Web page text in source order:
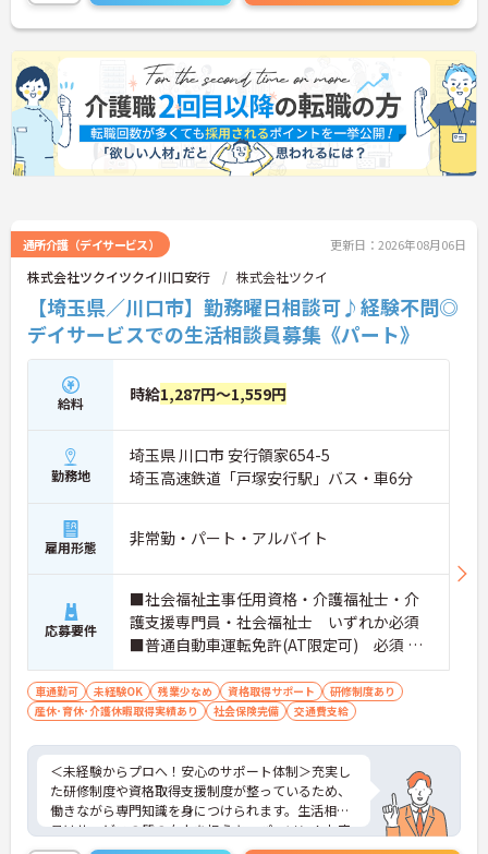
通所介護（デイサービス） 更新日：2026年08月06日
株式会社ツクイツクイ川口安行 株式会社ツクイ
【埼玉県／川口市】勤務曜日相談可♪経験不問◎
デイサービスでの生活相談員募集《パート》
給料 時給1,287円～1,559円
勤務地
埼玉県 川口市 安行領家654-5
埼玉高速鉄道「戸塚安行駅」バス・車6分
雇用形態 非常勤・パート・アルバイト
応募要件
■社会福祉主事任用資格・介護福祉士・介
護支援専門員・社会福祉士 いずれか必須
■普通自動車運転免許(AT限定可) 必須 ■
経験：不問
車通勤可 未経験OK 残業少なめ 資格取得サポート
研修制度あり
産休･育休･介護休暇取得実績あり
社会保険完備 交通費支給
＜未経験からプロへ！安心のサポート体制＞充実し
た研修制度や資格取得支援制度が整っているため、
働きながら専門知識を身につけられます。生活相談
員はサービスの質の向上を担うキーパーソン！お客
様やご家族との関わりを通じて、自分自身の人間性